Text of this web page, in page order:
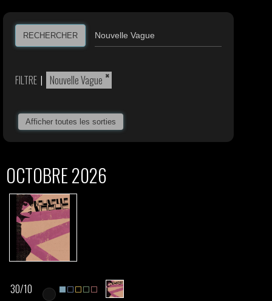
RECHERCHER
FILTRE | ×
Nouvelle Vague
Afficher toutes les sorties
OCTOBRE 2026
30/10